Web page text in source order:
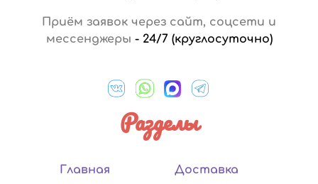
Приём заявок через сайт, соцсети и
мессенджеры - 24/7 (круглосуточно)
Разделы
Главная
Доставка